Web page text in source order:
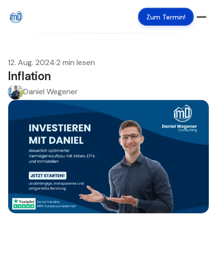
Zum Termin!
12. Aug. 2024·2 min lesen
Inflation
Daniel Wegener